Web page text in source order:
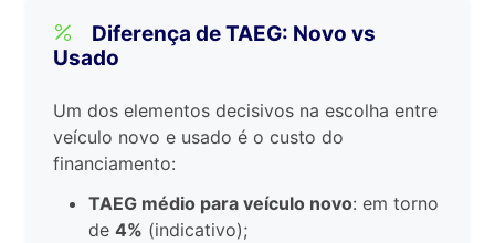
Diferença de TAEG: Novo vs
Usado
Um dos elementos decisivos na escolha entre
veículo novo e usado é o custo do
financiamento:
TAEG médio para veículo novo: em torno
de 4% (indicativo);